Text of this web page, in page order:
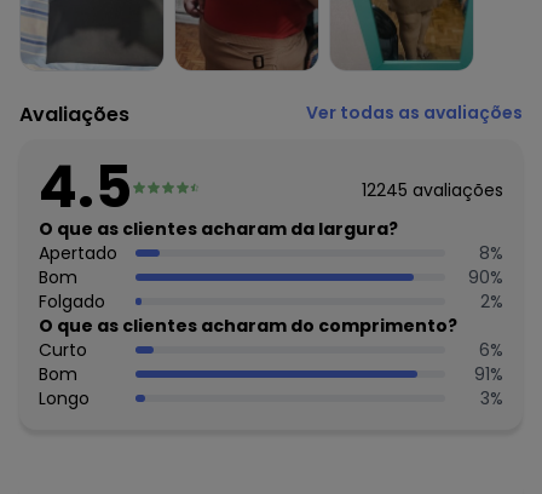
Avaliações Ver todas as avaliações
4.5 12245 avaliações
O que as clientes acharam da largura?
Apertado
8%
Bom
90%
Folgado
2%
O que as clientes acharam do comprimento?
Curto
6%
Bom
91%
Longo
3%